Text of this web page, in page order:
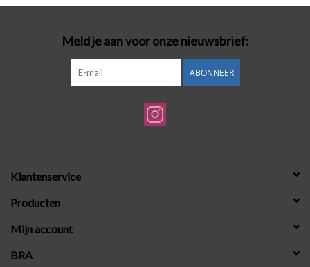
Meld je aan voor onze nieuwsbrief:
ABONNEER
Klantenservice
Producten
Mijn account
BRA